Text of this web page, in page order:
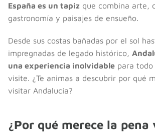
España es un tapiz que combina arte,
gastronomía y paisajes de ensueño.
Desde sus costas bañadas por el sol
impregnadas de legado histórico,
una experiencia inolvidable para todo
visite. ¿Te animas a descubrir por qué
visitar Andalucía?
¿Por qué merece la